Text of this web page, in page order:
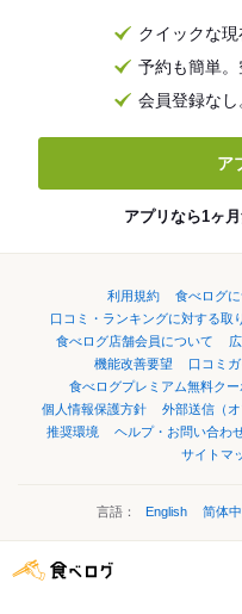
クイックな
予約も簡単
会員登録な
ア
アプリなら1ヶ
利用規約 食べログ
口コミ・ランキングに対する取
食べログ店舗会員について
機能改善要望
口コミ
食べログプレミアム無料クー
個人情報保護方針
外部送信（オ
推奨環境
ヘルプ・お問い合わ
サイトマ
言語： English 简体